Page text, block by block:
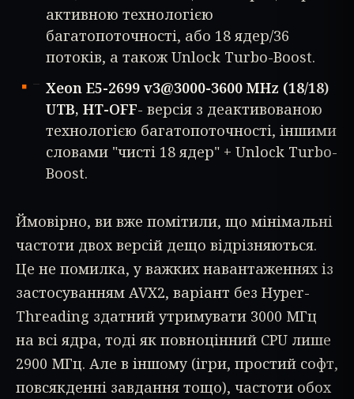
активною технологією
багатопоточності, або 18 ядер/36
потоків, а також Unlock Turbo-Boost.
Xeon E5-2699 v3@3000-3600 MHz (18/18)
UTB, HT-OFF- версія з деактивованою
технологією багатопоточності, іншими
словами "чисті 18 ядер" + Unlock Turbo-
Boost.
Ймовірно, ви вже помітили, що мінімальні
частоти двох версій дещо відрізняються.
Це не помилка, у важких навантаженнях із
застосуванням AVX2, варіант без Hyper-
Threading здатний утримувати 3000 МГц
на всі ядра, тоді як повноцінний CPU лише
2900 МГц. Але в іншому (ігри, простий софт,
повсякденні завдання тощо), частоти обох